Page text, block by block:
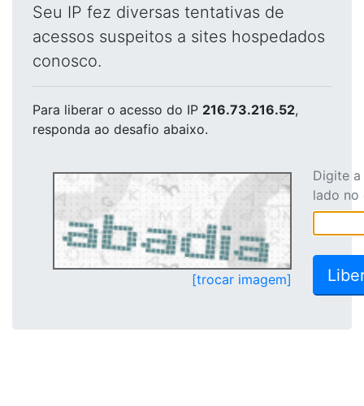
Seu IP fez diversas tentativas de
acessos suspeitos a sites hospedados
conosco.
Para liberar o acesso do IP 216.73.216.52,
responda ao desafio abaixo.
[trocar imagem]
Digite
lado no